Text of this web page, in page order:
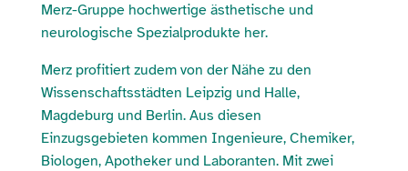
Merz-Gruppe hochwertige ästhetische und
neurologische Spezialprodukte her.
Merz profitiert zudem von der Nähe zu den
Wissenschaftsstädten Leipzig und Halle,
Magdeburg und Berlin. Aus diesen
Einzugsgebieten kommen Ingenieure, Chemiker,
Biologen, Apotheker und Laboranten. Mit zwei